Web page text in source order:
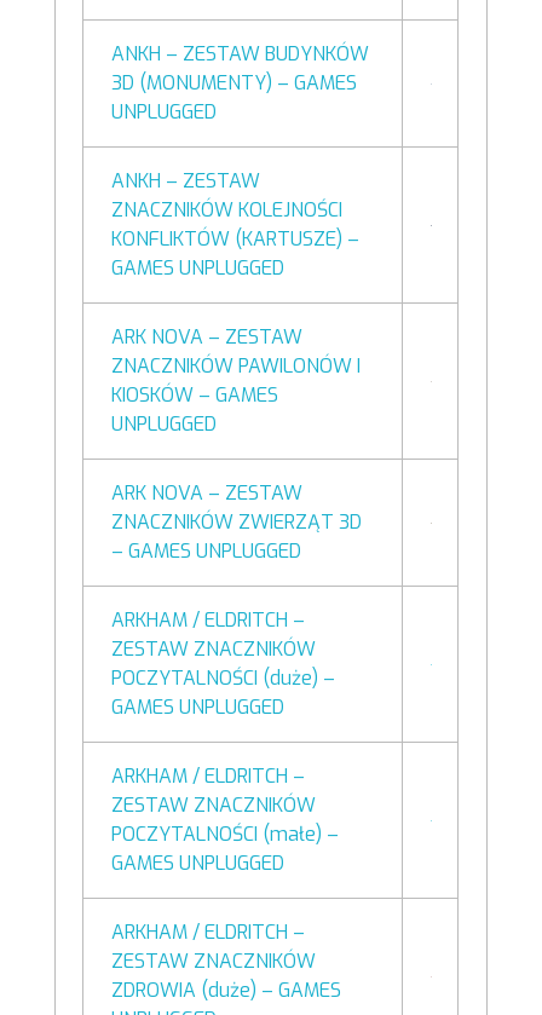
ANKH – ZESTAW BUDYNKÓW
3D (MONUMENTY) – GAMES
UNPLUGGED
ANKH – ZESTAW
ZNACZNIKÓW KOLEJNOŚCI
KONFLIKTÓW (KARTUSZE) –
GAMES UNPLUGGED
ARK NOVA – ZESTAW
ZNACZNIKÓW PAWILONÓW I
KIOSKÓW – GAMES
UNPLUGGED
ARK NOVA – ZESTAW
ZNACZNIKÓW ZWIERZĄT 3D
– GAMES UNPLUGGED
ARKHAM / ELDRITCH –
ZESTAW ZNACZNIKÓW
POCZYTALNOŚCI (duże) –
GAMES UNPLUGGED
ARKHAM / ELDRITCH –
ZESTAW ZNACZNIKÓW
POCZYTALNOŚCI (małe) –
GAMES UNPLUGGED
ARKHAM / ELDRITCH –
ZESTAW ZNACZNIKÓW
ZDROWIA (duże) – GAMES